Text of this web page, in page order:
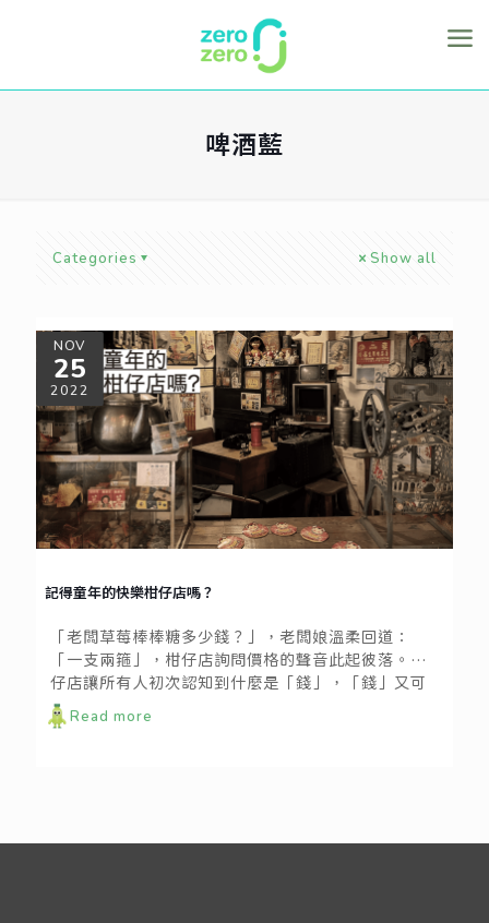
啤酒藍
Categories Show all
NOV
25
2022
記得童年的快樂柑仔店嗎？
「老闆草莓棒棒糖多少錢？」，老闆娘溫柔回道：
「一支兩箍」，柑仔店詢問價格的聲音此起彼落。柑
仔店讓所有人初次認知到什麼是「錢」，「錢」又可
以做什麼？如何將手中這十塊錢的快樂值最大化，是
小時候最大的課題絕非難題。長大後重返柑仔店，回
Read more